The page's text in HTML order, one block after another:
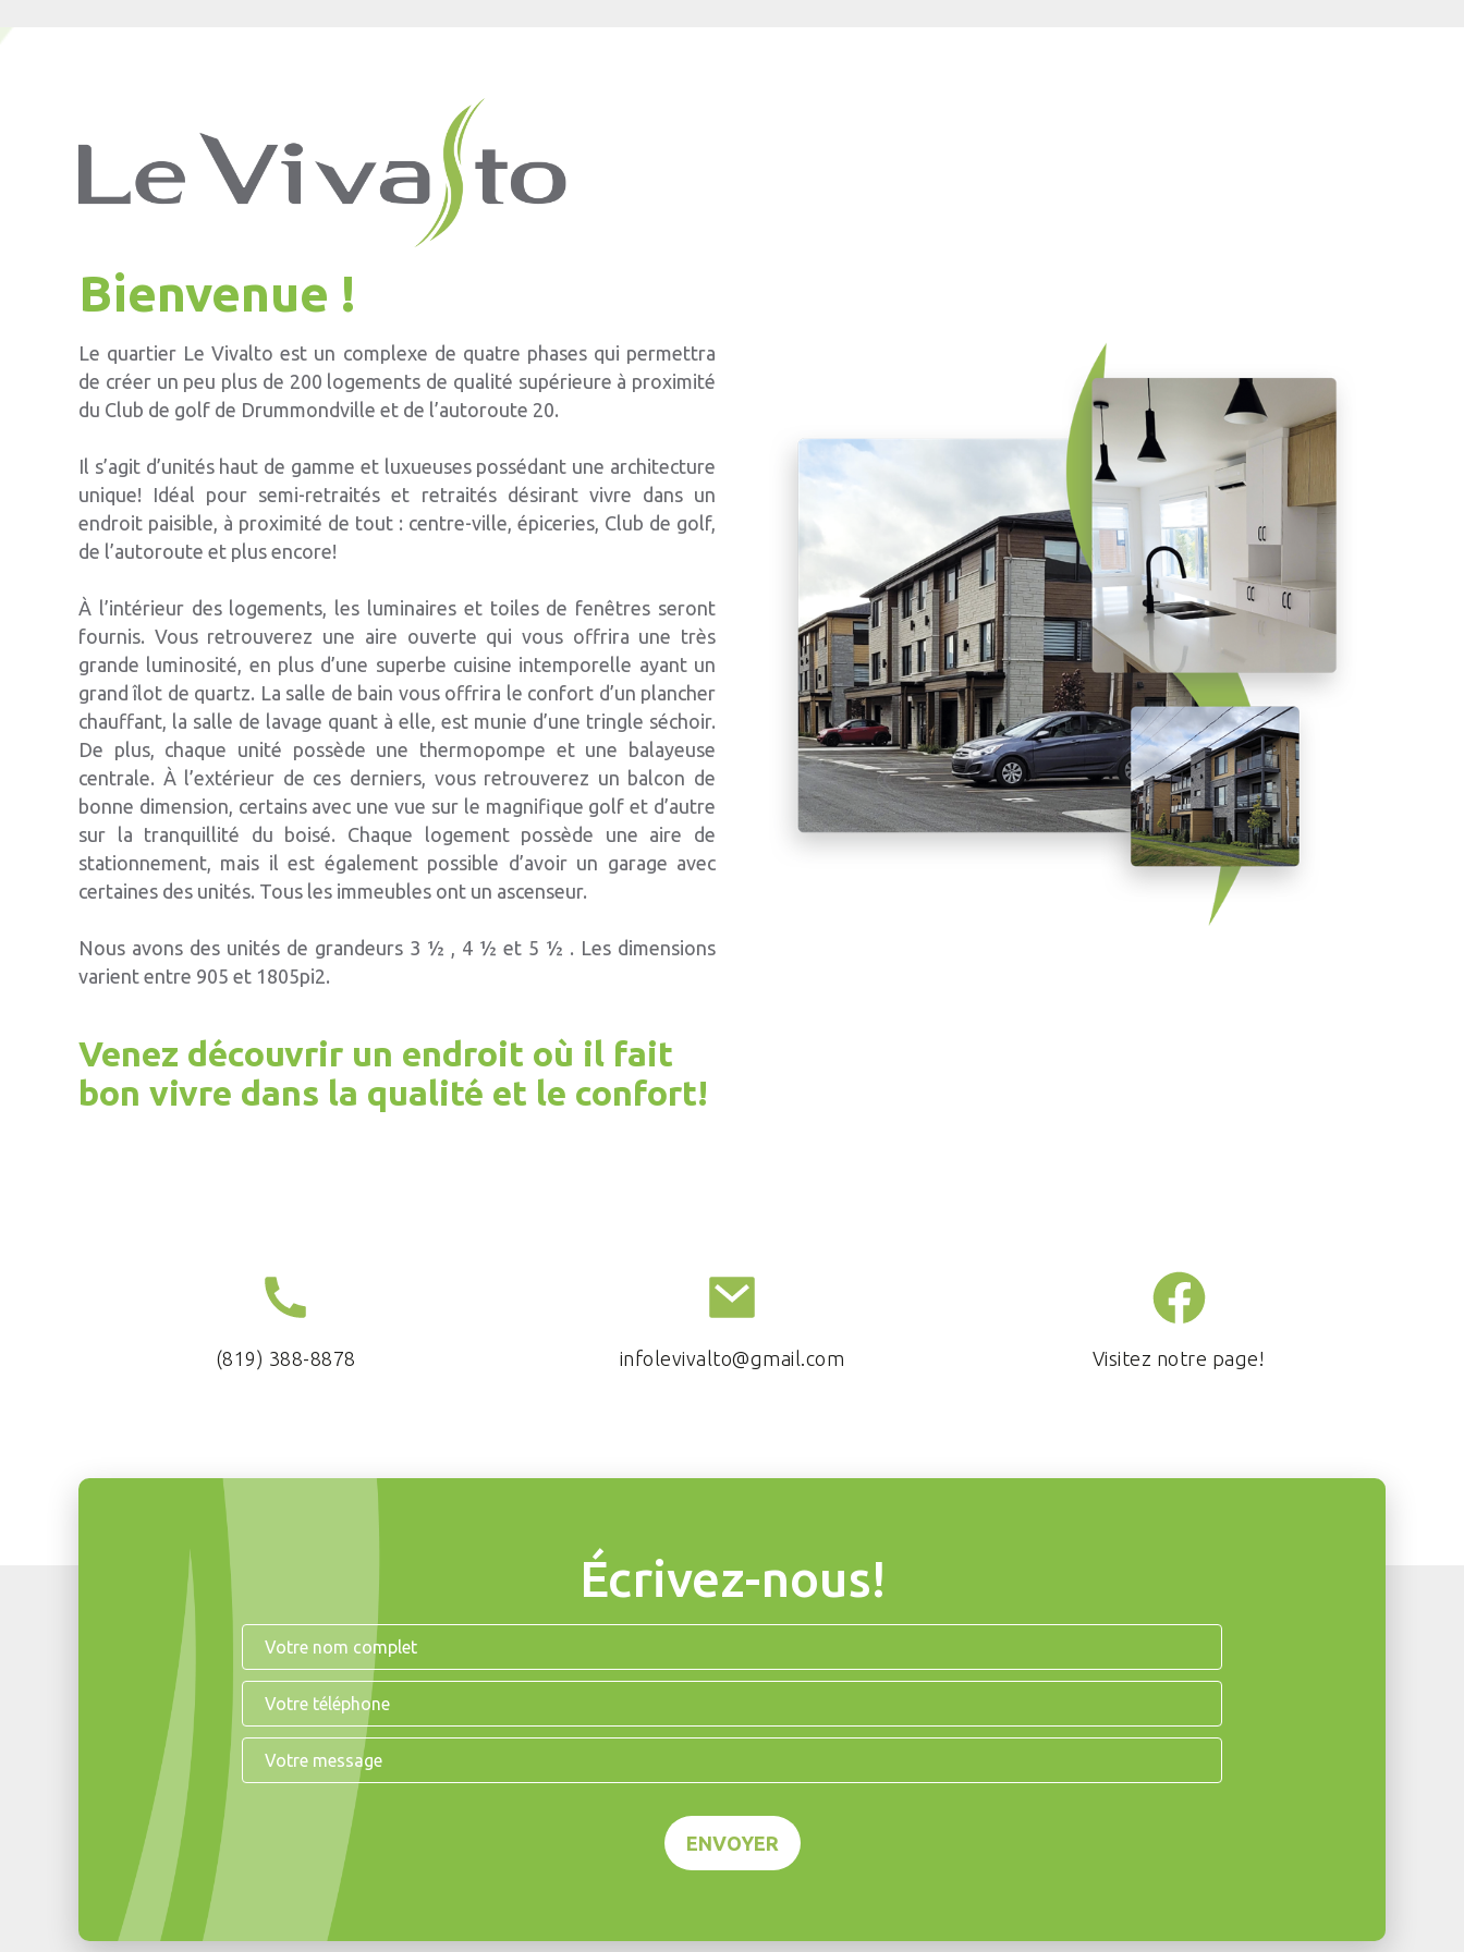
Bienvenue !
Le quartier Le Vivalto est un complexe de quatre phases qui permettra
de créer un peu plus de 200 logements de qualité supérieure à proximité
du Club de golf de Drummondville et de l’autoroute 20.
Il s’agit d’unités haut de gamme et luxueuses possédant une architecture
unique! Idéal pour semi-retraités et retraités désirant vivre dans un
endroit paisible, à proximité de tout : centre-ville, épiceries, Club de golf,
de l’autoroute et plus encore!
À l’intérieur des logements, les luminaires et toiles de fenêtres seront
fournis. Vous retrouverez une aire ouverte qui vous offrira une très
grande luminosité, en plus d’une superbe cuisine intemporelle ayant un
grand îlot de quartz. La salle de bain vous offrira le confort d’un plancher
chauffant, la salle de lavage quant à elle, est munie d’une tringle séchoir.
De plus, chaque unité possède une thermopompe et une balayeuse
centrale. À l’extérieur de ces derniers, vous retrouverez un balcon de
bonne dimension, certains avec une vue sur le magnifique golf et d’autre
sur la tranquillité du boisé. Chaque logement possède une aire de
stationnement, mais il est également possible d’avoir un garage avec
certaines des unités. Tous les immeubles ont un ascenseur.
Nous avons des unités de grandeurs 3 ½ , 4 ½ et 5 ½ . Les dimensions
varient entre 905 et 1805pi2.
Venez découvrir un endroit où il fait
bon vivre dans la qualité et le confort!
(819) 388-8878 infolevivalto@gmail.com Visitez notre page!
Écrivez-nous!